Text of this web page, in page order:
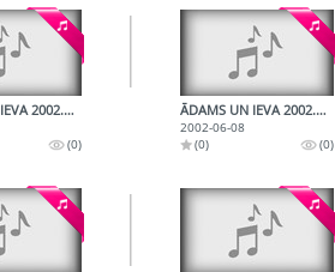
ĀDAMS UN IEVA 2002.06.01.
(0)
ĀDAMS UN IEVA 2002.06.08.
2002-06-08
(0)
(0)